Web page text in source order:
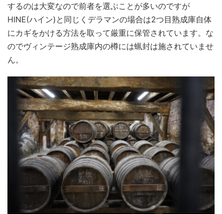
するのは大変なので前者を選ぶことが多いのですが
HINE(ハイン)と同じくデラマンの場合は2つ目熟成庫自体
にカギをかける方法を取って厳重に保管されています。な
のでヴィンテージ熟成庫内の樽には蝋封は施されていませ
ん。